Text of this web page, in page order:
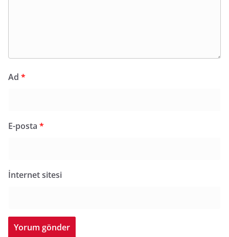
Ad *
E-posta *
İnternet sitesi